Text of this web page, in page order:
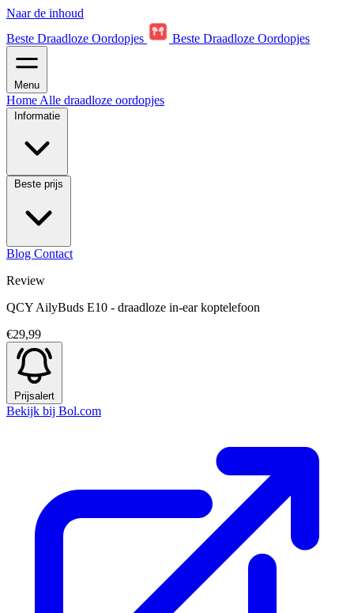
Naar de inhoud
Beste Draadloze Oordopjes
Beste Draadloze Oordopjes
Menu
Home Alle draadloze oordopjes
Informatie
Beste prijs
Blog Contact
Review
QCY AilyBuds E10 - draadloze in-ear koptelefoon
€29,99
Prijsalert
Bekijk bij Bol.com